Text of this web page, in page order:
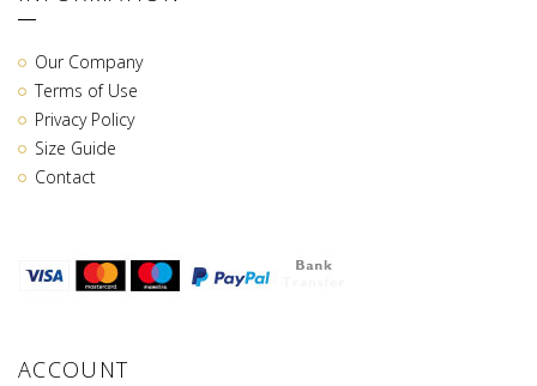
Our Company
Terms of Use
Privacy Policy
Size Guide
Contact
ACCOUNT